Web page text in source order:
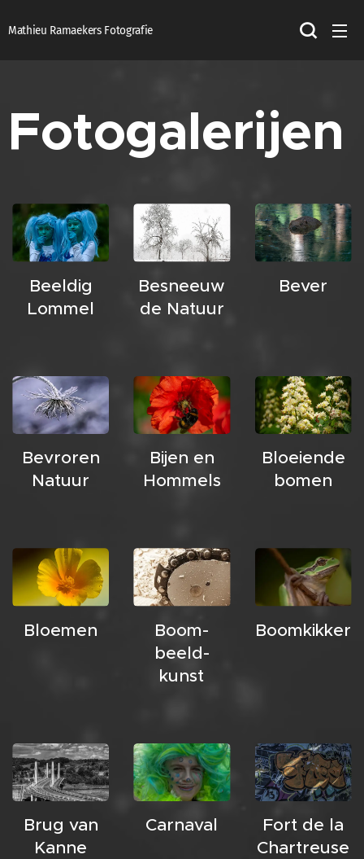
Mathieu Ramaekers Fotografie
Fotogalerijen
Beeldig
Lommel
Besneeuw
de Natuur
Bever
Bevroren
Natuur
Bijen en
Hommels
Bloeiende
bomen
Bloemen
Boom-
beeld-
kunst
Boomkikker
Brug van
Kanne
Carnaval
Fort de la
Chartreuse